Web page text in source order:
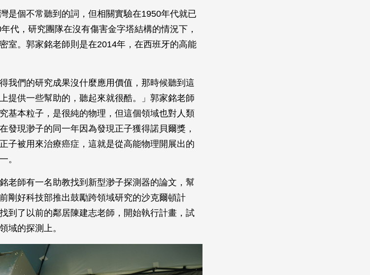
是個不常聽到的詞，但相關實驗在1950年代就已
代，研究團隊在沒有傷害金字塔結構的情況下，
室。郭家銘老師則是在2014年，在西班牙的高能
我們的研究成果沒什麼應用價值，那時候聽到這
提供一些幫助的，聽起來就很酷。」郭家銘老師
基本粒子，是很純的物理，但這個領域也對人類
發現渺子的同一年因為發現正子獲得諾貝爾獎，
子被用來治療癌症，這就是從高能物理開展出的
。
老師有一名助教找到新型渺子探測器的論文，幫
剛好科技部推出鼓勵跨領域研究的沙克爾頓計
到了以前的鄰居陳建志老師，開始執行計畫，試
域的探測上。